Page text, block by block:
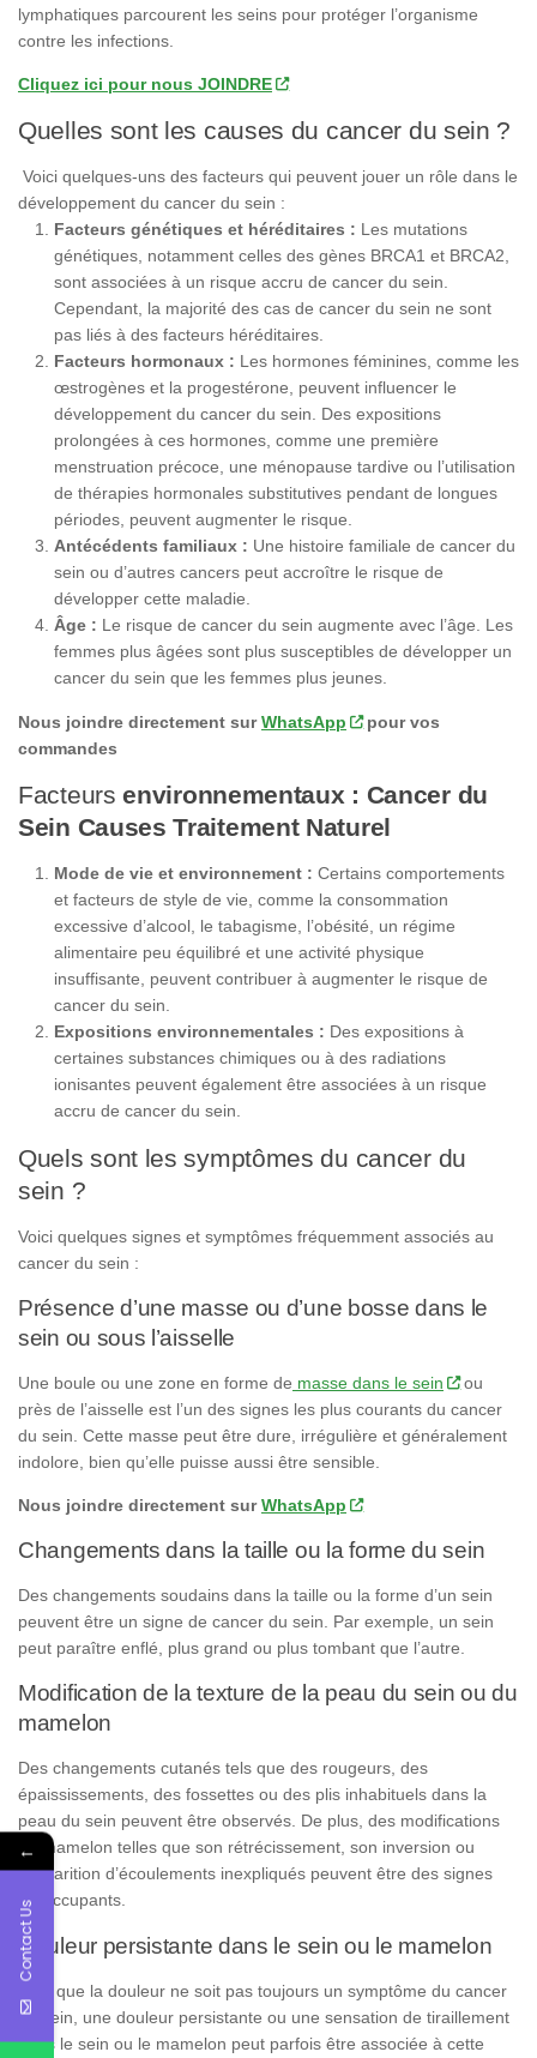
lymphatiques parcourent les seins pour protéger l’organisme
contre les infections.
Cliquez ici pour nous JOINDRE
Quelles sont les causes du cancer du sein ?
Voici quelques-uns des facteurs qui peuvent jouer un rôle dans le
développement du cancer du sein :
Facteurs génétiques et héréditaires : Les mutations
génétiques, notamment celles des gènes BRCA1 et BRCA2,
sont associées à un risque accru de cancer du sein.
Cependant, la majorité des cas de cancer du sein ne sont
pas liés à des facteurs héréditaires.
Facteurs hormonaux : Les hormones féminines, comme les
œstrogènes et la progestérone, peuvent influencer le
développement du cancer du sein. Des expositions
prolongées à ces hormones, comme une première
menstruation précoce, une ménopause tardive ou l’utilisation
de thérapies hormonales substitutives pendant de longues
périodes, peuvent augmenter le risque.
Antécédents familiaux : Une histoire familiale de cancer du
sein ou d’autres cancers peut accroître le risque de
développer cette maladie.
Âge : Le risque de cancer du sein augmente avec l’âge. Les
femmes plus âgées sont plus susceptibles de développer un
cancer du sein que les femmes plus jeunes.
Nous joindre directement surWhatsApp
pour vos
commandes
Facteursenvironnementaux : Cancer du
Sein Causes Traitement Naturel
Mode de vie et environnement : Certains comportements
et facteurs de style de vie, comme la consommation
excessive d’alcool, le tabagisme, l’obésité, un régime
alimentaire peu équilibré et une activité physique
insuffisante, peuvent contribuer à augmenter le risque de
cancer du sein.
Expositions environnementales : Des expositions à
certaines substances chimiques ou à des radiations
ionisantes peuvent également être associées à un risque
accru de cancer du sein.
Quels sont les symptômes du cancer du
sein ?
Voici quelques signes et symptômes fréquemment associés au
cancer du sein :
Présence d’une masse ou d’une bosse dans le
sein ou sous l’aisselle
Une boule ou une zone en forme de masse dans le sein
ou
près de l’aisselle est l’un des signes les plus courants du cancer
du sein. Cette masse peut être dure, irrégulière et généralement
indolore, bien qu’elle puisse aussi être sensible.
Nous joindre directement surWhatsApp
Changements dans la taille ou la forme du sein
Des changements soudains dans la taille ou la forme d’un sein
peuvent être un signe de cancer du sein. Par exemple, un sein
peut paraître enflé, plus grand ou plus tombant que l’autre.
Modification de la texture de la peau du sein ou du
mamelon
Des changements cutanés tels que des rougeurs, des
épaississements, des fossettes ou des plis inhabituels dans la
peau du sein peuvent être observés. De plus, des modifications
du mamelon telles que son rétrécissement, son inversion ou
l’apparition d’écoulements inexpliqués peuvent être des signes
préoccupants.
Douleur persistante dans le sein ou le mamelon
Bien que la douleur ne soit pas toujours un symptôme du cancer
du sein, une douleur persistante ou une sensation de tiraillement
dans le sein ou le mamelon peut parfois être associée à cette
←
Contact Us